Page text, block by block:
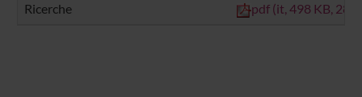
Ricerche pdf (it, 498 KB, 28/